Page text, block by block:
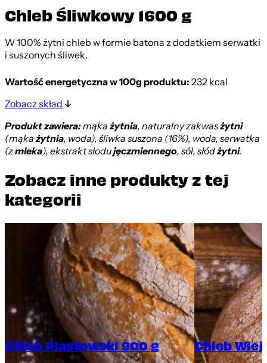
Chleb Śliwkowy 1600 g
W 100% żytni chleb w formie batona z dodatkiem serwatki
i suszonych śliwek.
Wartość energetyczna w 100g produktu:232 kcal
Zobacz skład
Produkt zawiera:mąkażytnia, naturalny zakwasżytni
(mąkażytnia, woda), śliwka suszona (16%), woda, serwatka
(zmleka), ekstrakt słodujęczmiennego, sól, słódżytni.
Zobacz inne produkty z tej
kategorii
Chleb Piastowski 900 g Chleb